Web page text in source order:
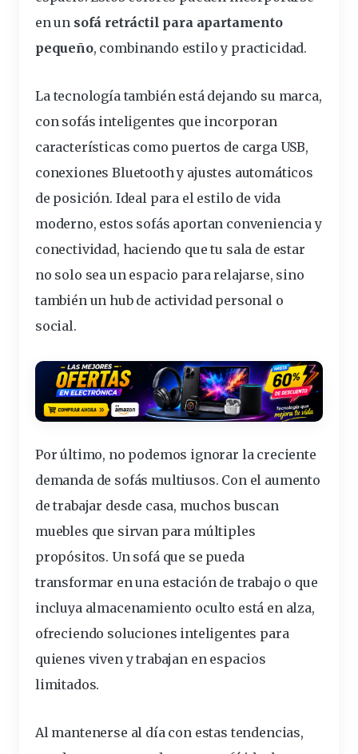
en un sofá retráctil para apartamento
pequeño, combinando estilo y practicidad.
La tecnología también está dejando su marca,
con sofás inteligentes que incorporan
características como puertos de carga USB,
conexiones Bluetooth y ajustes automáticos
de posición. Ideal para el estilo de vida
moderno, estos sofás aportan conveniencia y
conectividad, haciendo que tu sala de estar
no solo sea un espacio para relajarse, sino
también un hub de actividad personal o
social.
Por último, no podemos ignorar la creciente
demanda de sofás multiusos. Con el aumento
de trabajar desde casa, muchos buscan
muebles que sirvan para múltiples
propósitos. Un sofá que se pueda
transformar en una estación de trabajo o que
incluya almacenamiento oculto está en alza,
ofreciendo soluciones inteligentes para
quienes viven y trabajan en espacios
limitados.
Al mantenerse al día con estas tendencias,